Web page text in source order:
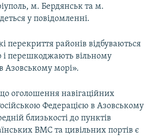
м. Бердянськ та м.
у повідомленні.
перекриття районів відбуваються
і перешкоджають вільному
Азовському морі».
оголошення навігаційних
Федерацією в Азовському
близькості до пунктів
ВМС та цивільних портів є